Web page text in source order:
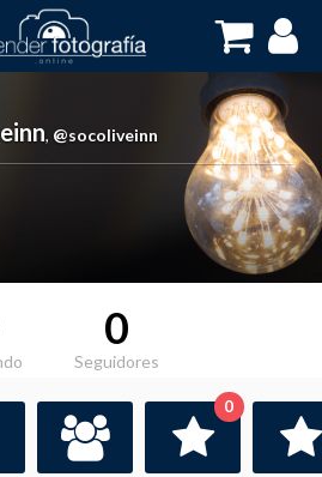
, @socoliveinn
0
Seguidores
0